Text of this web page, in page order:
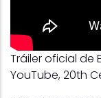
Tráiler oficial de
YouTube, 20th